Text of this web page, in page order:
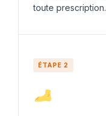
toute prescription.
ÉTAPE 2